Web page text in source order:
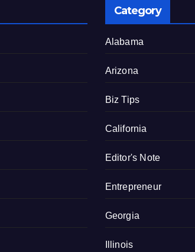
Category
Alabama
Arizona
Biz Tips
California
Editor's Note
Entrepreneur
Georgia
Illinois